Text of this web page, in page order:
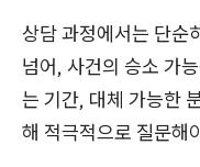
상담 과정에서는 단순
넘어, 사건의 승소 가
는 기간, 대체 가능한
해 적극적으로 질문해